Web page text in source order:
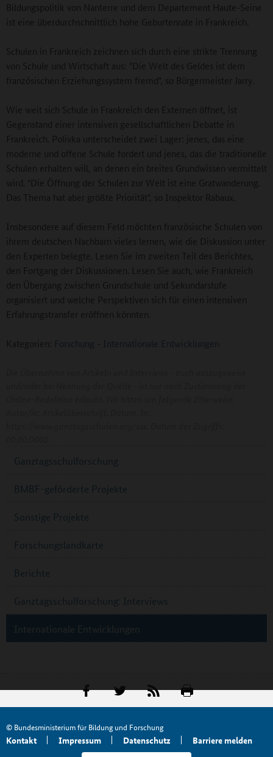
Bildungspolitik von Nanterre und dem Departement Haute-Seine
ist eine überdurchschnittlich hohe Geburtenrate in Frankreich.
Schulen in Frankreich zeichnen sich durch eine strikte Trennung
von Schule und Wirtschaft aus: "Die Welt des Geldes ist dem
französischen Erziehungssystem fremd", so Bürgermeister Jarry.
Wie weit sich Schule in Frankreich den Externen öffnet, ist
Gegenstand einer intensiven gesellschaftlichen Debatte in
Frankreich. Polivka unterscheidet zwei Lager: jenes, das eine
moderne und offene Schule fordert und jenes, das die traditionelle
Schulen erhalten will, an denen ein breites Grundwissen vermittelt
wird. "Die Öffnung der Schulen zur Welt ist eine Gratwanderung.
Das Thema hat aber größte Priorität", so Inspektor Rabaux.
Insbesondere auf diesem Feld möchten französische Schulen von
ihrem deutschen Nachbarn vieles lernen, wie die Diskussion unter
den Experten belegte. Lesen Sie im zweiten Teil des Berichtes,
den Fortgang der Diskussionen. Lesen Sie auch, wie Frankreich
den Übergang zwischen Grundschule und Sekundarstufe
organisiert und welche Perspektiven sich für einen intensiven
Erfahrungstransfer eröffnen könnten.
Kategorien: Forschung - Internationale Entwicklungen
Ganztagsschulforschung
BMBF-geförderte Projekte
Sonstige Projekte
Forschungslandkarte
Berichte
Ganztagsschulforschung: Interviews
Internationale Entwicklungen
© Bundesministerium für Bildung und Forschung
Kontakt Impressum Datenschutz Barriere melden